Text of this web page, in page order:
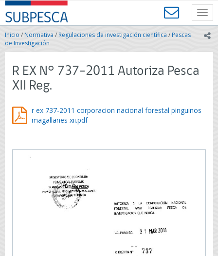
Contenido
principal
SUBPESCA
-
Subsecretaría
de
Pesca
Acuicultura
-
Gobierno
Chile
Inicio /Normativa / Regulaciones de investigación científica /Pescas
de Investigación
R EX N° 737-2011 Autoriza Pesca
XII Reg.
r ex 737-2011 corporacion nacional forestal pinguinos
magallanes xii.pdf